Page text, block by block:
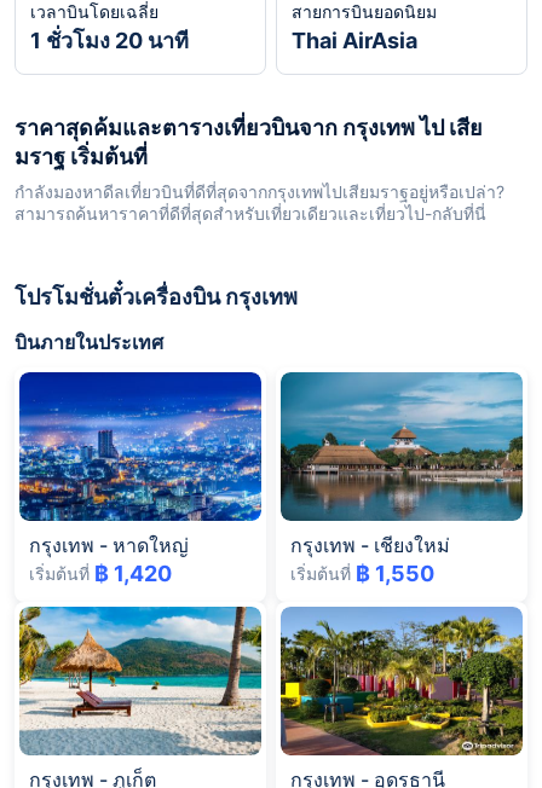
เวลาบินโดยเฉลี่ย
1 ชั่วโมง 20 นาที
สายการบินยอดนิยม
Thai AirAsia
ราคาสุดค้มและตารางเที่ยวบินจาก กรุงเทพ ไป เสีย
มราฐ เริ่มต้นที่
กำลังมองหาดีลเที่ยวบินที่ดีที่สุดจากกรุงเทพไปเสียมราฐอยู่หรือเปล่า?
สามารถค้นหาราคาที่ดีที่สุดสำหรับเที่ยวเดียวและเที่ยวไป-กลับที่นี่
โปรโมชั่นตั๋วเครื่องบิน กรุงเทพ
บินภายในประเทศ
กรุงเทพ - หาดใหญ่
เริ่มต้นที่ ฿ 1,420
กรุงเทพ - เชียงใหม่
เริ่มต้นที่ ฿ 1,550
กรุงเทพ - ภูเก็ต กรุงเทพ - อุดรธานี